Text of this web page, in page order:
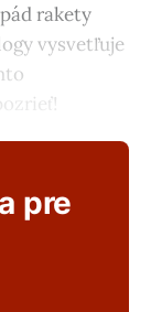
rakety
vysvetľuje
pre